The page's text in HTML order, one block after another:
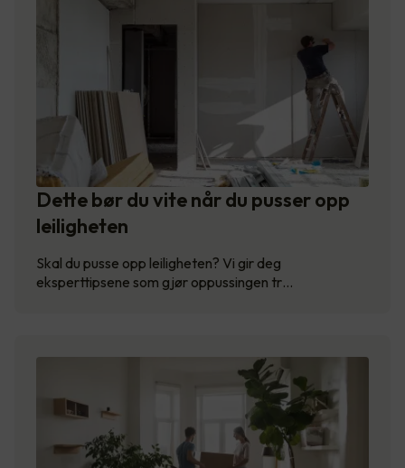
Dette bør du vite når du pusser opp
leiligheten
Skal du pusse opp leiligheten? Vi gir deg
eksperttipsene som gjør oppussingen tr…